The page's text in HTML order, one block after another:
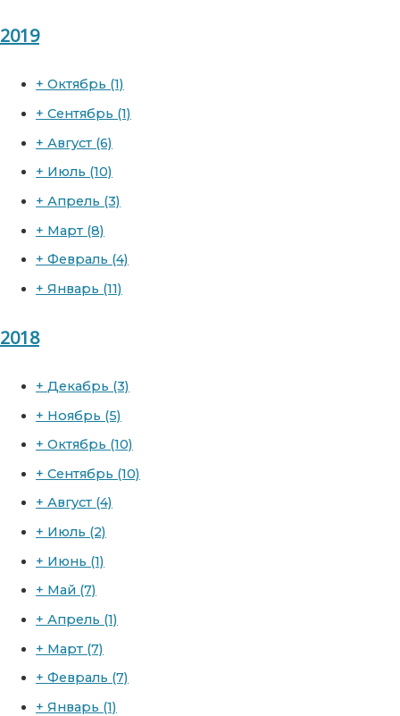
2019
+ Октябрь (1)
+ Сентябрь (1)
+ Август (6)
+ Июль (10)
+ Апрель (3)
+ Март (8)
+ Февраль (4)
+ Январь (11)
2018
+ Декабрь (3)
+ Ноябрь (5)
+ Октябрь (10)
+ Сентябрь (10)
+ Август (4)
+ Июль (2)
+ Июнь (1)
+ Май (7)
+ Апрель (1)
+ Март (7)
+ Февраль (7)
+ Январь (1)